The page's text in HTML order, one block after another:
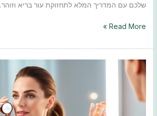
שלכם עם המדריך המלא לתחזוקת עור בריא וזוהר.
Read More »
מדריך
לקרם
פנים
ניוואה